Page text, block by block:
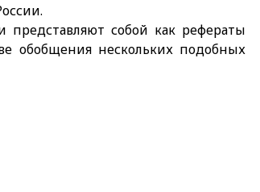
собой как рефераты
обобщения нескольких подобных